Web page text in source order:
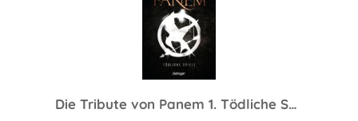
Die Tribute von Panem 1. Tödliche Spiele